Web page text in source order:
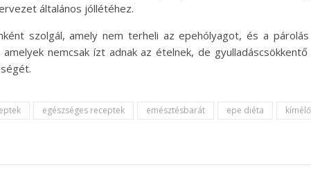
általános jóllétéhez.
szolgál, amely nem terheli az epehólyagot, és a
nemcsak ízt adnak az ételnek, de
egészséges receptek emésztésbarát epe diéta